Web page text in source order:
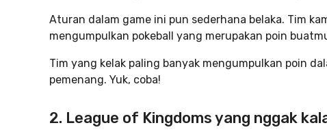
Aturan dalam game ini pun sederhana belaka. Tim
mengumpulkan pokeball yang merupakan poin
Tim yang kelak paling banyak mengumpulkan poin
pemenang. Yuk, coba!
2. League of Kingdoms yang nggak